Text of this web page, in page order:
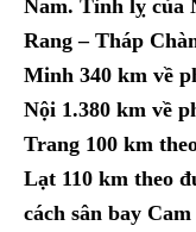
Nam. Tỉnh lỵ của
Rang – Tháp
Minh 340 km về
Nội 1.380 km về
Trang 100 km
Lạt 110 km theo
cách sân bay